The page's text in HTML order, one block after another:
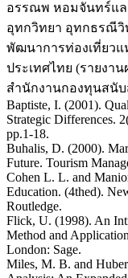
อรรณพ หอมจันทร์แล
อุทกวิทยา อุทกธรณี
พัฒนาการท่องเที่ยว
ประเทศไทย (รายงา
สํานักงานกองทุนสนั
Baptiste, I. (2001).
Strategic Differences.
pp.1-18.
Buhalis, D. (2000).
Future. Tourism
Cohen L. L. and
Education. (4thed).
Routledge.
Flick, U. (1998). An
Method and
London: Sage.
Miles, M. B. and